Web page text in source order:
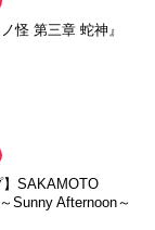
怪 第三章 蛇神』
】SAKAMOTO
Sunny Afternoon～